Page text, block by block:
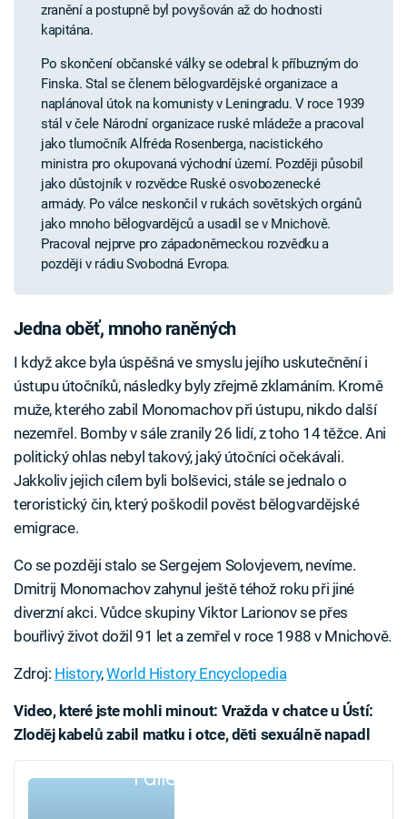
zranění a postupně byl povyšován až do hodnosti
kapitána.
Po skončení občanské války se odebral k příbuzným do
Finska. Stal se členem bělogvardějské organizace a
naplánoval útok na komunisty v Leningradu. V roce 1939
stál v čele Národní organizace ruské mládeže a pracoval
jako tlumočník Alfréda Rosenberga, nacistického
ministra pro okupovaná východní území. Později působil
jako důstojník v rozvědce Ruské osvobozenecké
armády. Po válce neskončil v rukách sovětských orgánů
jako mnoho bělogvardějců a usadil se v Mnichově.
Pracoval nejprve pro západoněmeckou rozvědku a
později v rádiu Svobodná Evropa.
Jedna oběť, mnoho raněných
I když akce byla úspěšná ve smyslu jejího uskutečnění i
ústupu útočníků, následky byly zřejmě zklamáním. Kromě
muže, kterého zabil Monomachov při ústupu, nikdo další
nezemřel. Bomby v sále zranily 26 lidí, z toho 14 těžce. Ani
politický ohlas nebyl takový, jaký útočníci očekávali.
Jakkoliv jejich cílem byli bolševici, stále se jednalo o
teroristický čin, který poškodil pověst bělogvardějské
emigrace.
Co se později stalo se Sergejem Solovjevem, nevíme.
Dmitrij Monomachov zahynul ještě téhož roku při jiné
diverzní akci. Vůdce skupiny Viktor Larionov se přes
bouřlivý život dožil 91 let a zemřel v roce 1988 v Mnichově.
Zdroj: History,World History Encyclopedia
Video, které jste mohli minout: Vražda v chatce u Ústí:
Zloděj kabelů zabil matku i otce, děti sexuálně napadl
Failed to fetch